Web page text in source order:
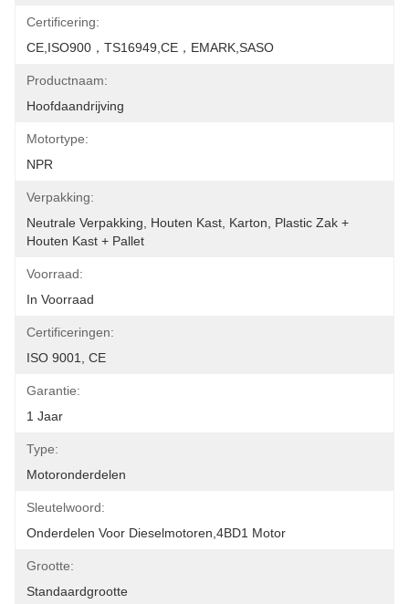
Certificering:
CE,ISO900，TS16949,CE，EMARK,SASO
Productnaam:
Hoofdaandrijving
Motortype:
NPR
Verpakking:
Neutrale Verpakking, Houten Kast, Karton, Plastic Zak +
Houten Kast + Pallet
Voorraad:
In Voorraad
Certificeringen:
ISO 9001, CE
Garantie:
1 Jaar
Type:
Motoronderdelen
Sleutelwoord:
Onderdelen Voor Dieselmotoren,4BD1 Motor
Grootte:
Standaardgrootte